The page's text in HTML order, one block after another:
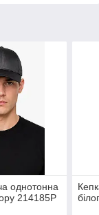
однотонна
214185P